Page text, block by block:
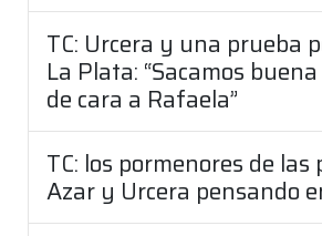
TC: Urcera y una prueba
La Plata: “Sacamos
de cara a Rafaela”
TC: los pormenores de las
Azar y Urcera pensando